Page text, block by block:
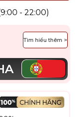
- 22:00)
Tìm hiểu thêm >